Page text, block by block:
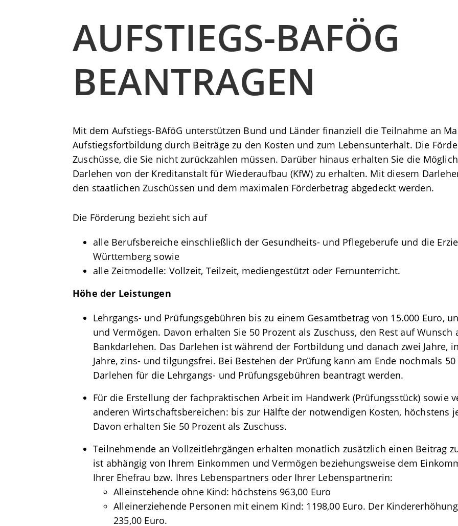
AUFSTIEGS-BAFÖG
BEANTRAGEN
Mit dem Aufstiegs-BAföG unterstützen Bund und Länder finanziell die Teilnahme an
Aufstiegsfortbildung durch Beiträge zu den Kosten und zum Lebensunterhalt. Die
Zuschüsse, die Sie nicht zurückzahlen müssen. Darüber hinaus erhalten Sie die
Darlehen von der Kreditanstalt für Wiederaufbau (KfW) zu erhalten. Mit diesem
den staatlichen Zuschüssen und dem maximalen Förderbetrag abgedeckt werden.
Die Förderung bezieht sich auf
alle Berufsbereiche einschließlich der Gesundheits- und Pflegeberufe und die
Württemberg sowie
alle Zeitmodelle: Vollzeit, Teilzeit, mediengestützt oder Fernunterricht.
Höhe der Leistungen
Lehrgangs- und Prüfungsgebühren bis zu einem Gesamtbetrag von 15.000 Euro,
und Vermögen. Davon erhalten Sie 50 Prozent als Zuschuss, den Rest auf Wunsch
Bankdarlehen. Das Darlehen ist während der Fortbildung und danach zwei Jahre,
Jahre, zins- und tilgungsfrei. Bei Bestehen der Prüfung kann am Ende nochmals
Darlehen für die Lehrgangs- und Prüfungsgebühren beantragt werden.
Für die Erstellung der fachpraktischen Arbeit im Handwerk (Prüfungsstück) sowie
anderen Wirtschaftsbereichen: bis zur Hälfte der notwendigen Kosten, höchstens
Davon erhalten Sie 50 Prozent als Zuschuss.
Teilnehmende an Vollzeitlehrgängen erhalten monatlich zusätzlich einen Beitrag
ist abhängig von Ihrem Einkommen und Vermögen beziehungsweise dem
Ihrer Ehefrau bzw. Ihres Lebenspartners oder Ihrer Lebenspartnerin:
Alleinstehende ohne Kind: höchstens 963,00 Euro
Alleinerziehende Personen mit einem Kind: 1198,00 Euro. Der
235,00 Euro.